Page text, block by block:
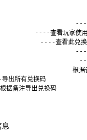
----
----查看玩家使用
----查看此兑换
----
----根据
所有兑换码
备注导出兑换码
息